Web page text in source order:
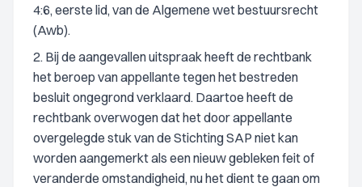
4:6, eerste lid, van de Algemene wet bestuursrecht
(Awb).
2. Bij de aangevallen uitspraak heeft de rechtbank
het beroep van appellante tegen het bestreden
besluit ongegrond verklaard. Daartoe heeft de
rechtbank overwogen dat het door appellante
overgelegde stuk van de Stichting SAP niet kan
worden aangemerkt als een nieuw gebleken feit of
veranderde omstandigheid, nu het dient te gaan om